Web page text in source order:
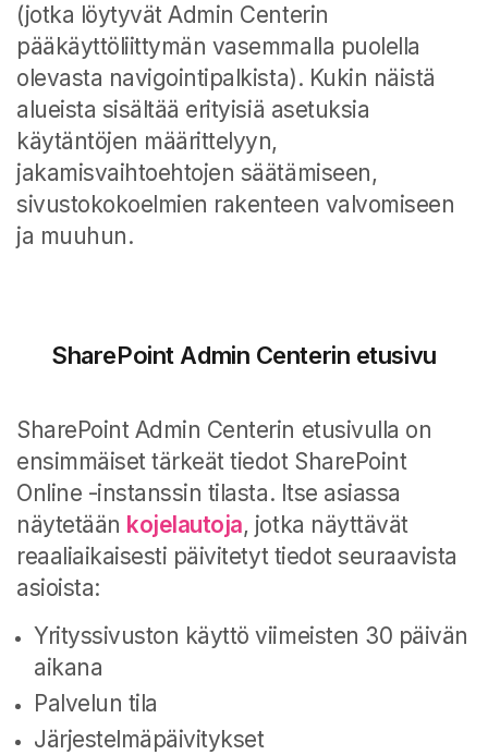
(jotka löytyvät Admin Centerin
pääkäyttöliittymän vasemmalla puolella
olevasta navigointipalkista). Kukin näistä
alueista sisältää erityisiä asetuksia
käytäntöjen määrittelyyn,
jakamisvaihtoehtojen säätämiseen,
sivustokokoelmien rakenteen valvomiseen
ja muuhun.
SharePoint Admin Centerin etusivu
SharePoint Admin Centerin etusivulla on
ensimmäiset tärkeät tiedot SharePoint
Online -instanssin tilasta. Itse asiassa
näytetään kojelautoja, jotka näyttävät
reaaliaikaisesti päivitetyt tiedot seuraavista
asioista:
Yrityssivuston käyttö viimeisten 30 päivän
aikana
Palvelun tila
Järjestelmäpäivitykset